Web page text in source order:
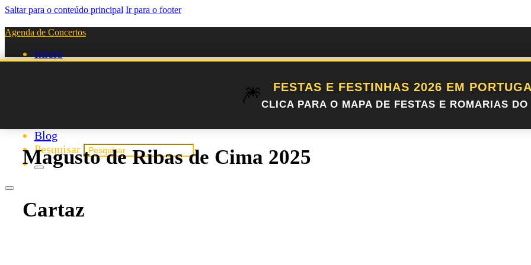
Saltar para o conteúdo principal Ir para o footer
Agenda de Concertos
Início
Blog
Pesquisar
🎆 FESTAS E FESTINHAS 2026 EM
CLICA PARA O MAPA DE FESTAS E ROMARIAS DO
Magusto de Ribas de Cima 2025
Cartaz